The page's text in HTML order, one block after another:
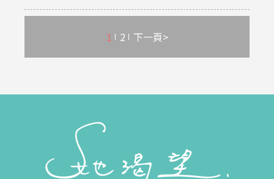
1 2 下一頁>